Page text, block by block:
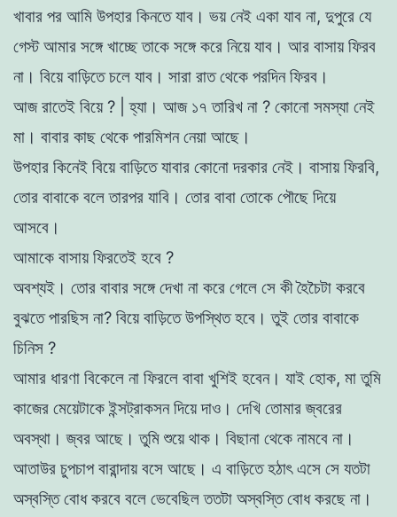
খাবার পর আমি উপহার কিনতেযাব । ভয়নেই একা যাব না, দুপুরে যে
গেস্টআমার সঙ্গেখাচ্ছেতাকে সঙ্গেকরে নিয়েযাব । আর বাসায়ফিরব
না । বিয়েবাড়িতেচলে যাব । সারা রাতথেকে পরদিনফিরব ।
আজরাতেই বিয়ে? |হ্যা । আজ ১৭তারিখ না ? কোনাে সমস্যা নেই
মা । বাবার কাছ থেকে পারমিশননেয়া আছে ।
উপহার কিনেই বিয়েবাড়িতেযাবার কোনােদরকার নেই । বাসায়ফিরবি,
তাের বাবাকে বলেতারপর যাবি । তাের বাবা তােকে পৌছে দিয়ে
আসবে ।
আমাকে বাসায়ফিরতেই হবে ?
অবশ্যই । তাের বাবার সঙ্গেদেখা না করে গেলে সে কীহৈচৈটা করবে
বুঝতেপারছিস না? বিয়েবাড়িতেউপস্থিতহবে ।তুই তাের বাবাকে
চিনিস ?
আমার ধারণা বিকেলে না ফিরলে বাবা খুশিই হবেন। যাই হােক, মাতুমি
কাজের মেয়েটাকেইন্সট্রাকসনদিয়েদাও । দেখি তােমারজ্বরের
অবস্থা ।জ্বর আছে ।তুমি শুয়েথাক। বিছানা থেকে নামবে না ।
আতাউর চুপচাপবারান্দায়বসে আছে । এ বাড়িতেহঠাৎএসে সে যতটা
অস্বস্তিবােধকরবে বলে ভেবেছিলততটা অস্বস্তিবােধকরছে না ।